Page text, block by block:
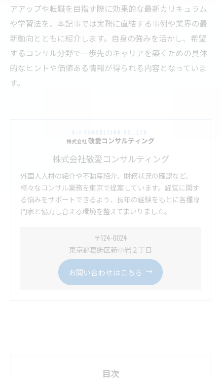
アアップや転職を目指す際に効果的な最新カリキュラム
や学習法を、本記事では実務に直結する事例や業界の最
新動向とともに紹介します。自身の強みを活かし、希望
するコンサル分野で一歩先のキャリアを築くための具体
的なヒントや価値ある情報が得られる内容となっていま
す。
株式会社敬愛コンサルティング
外国人人材の紹介や不動産紹介、財務状況の確認など、
様々なコンサル業務を東京で提案しています。経営に関す
る悩みをサポートできるよう、長年の経験をもとに各種専
門家と協力し合える環境を整えてまいりました。
〒124-0024
東京都葛飾区新小岩２丁目
お問い合わせはこちら
目次